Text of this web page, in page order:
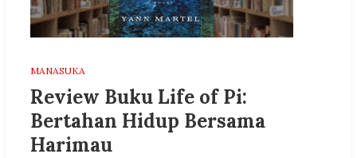
MANASUKA
Review Buku Life of Pi:
Bertahan Hidup Bersama
Harimau